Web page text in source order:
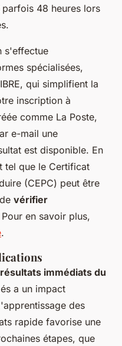
48 heures lors
s'effectue
spécialisées,
qui simplifient la
inscription à
comme La Poste,
e-mail une
est disponible. En
tel que le Certificat
(CEPC) peut être
vérifier
Pour en savoir plus,
.
résultats immédiats du
a un impact
des
rapide favorise une
étapes, que